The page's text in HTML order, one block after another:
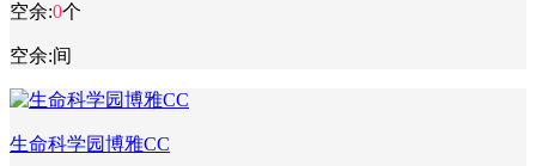
空余:0个
空余:间
生命科学园博雅CC